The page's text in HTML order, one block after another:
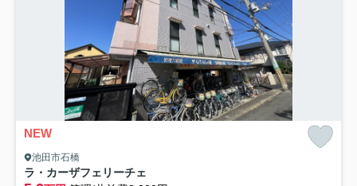
NEW
池田市石橋
ラ・カーザフェリーチェ